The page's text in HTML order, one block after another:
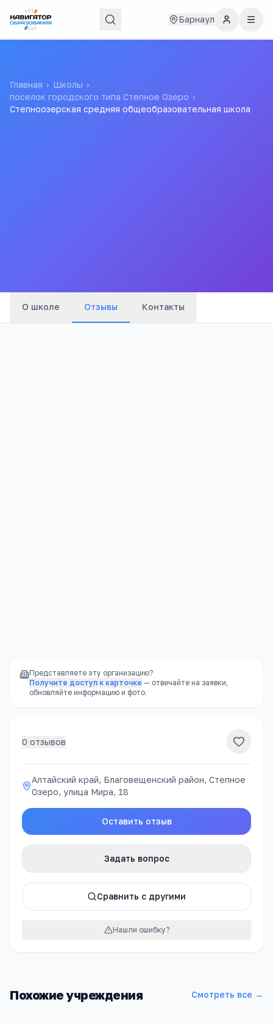
Барнаул
Главная › Школы ›
поселок городского типа Степное Озеро ›
Степноозерская средняя общеобразовательная школа
О школе Отзывы Контакты
Представляете эту организацию?
Получите доступ к карточке — отвечайте на заявки,
обновляйте информацию и фото.
0 отзывов
Алтайский край, Благовещенский район, Степное
Озеро, улица Мира, 18
Оставить отзыв
Задать вопрос
Сравнить с другими
Нашли ошибку?
Похожие учреждения Смотреть все →